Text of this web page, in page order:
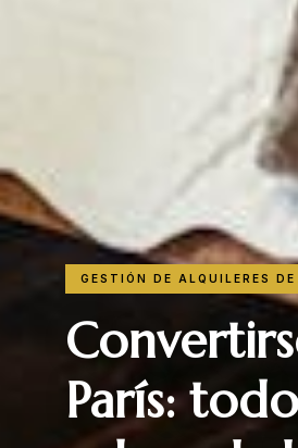
GESTIÓN DE ALQUILERES
París: